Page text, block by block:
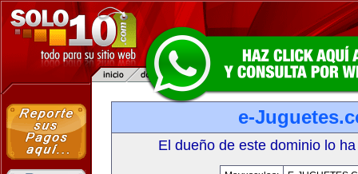
e-
El dueño de este dominio lo